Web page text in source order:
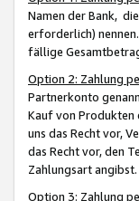
Namen der Bank,
erforderlich)
fällige
Option 2: Zahlung
Partnerkonto
Kauf von Produkten
uns das Recht vor,
das Recht vor, den
Zahlungsart
Option 3: Zahlung